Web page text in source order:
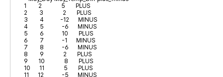
1        2             5       PLUS
2        3             2       PLUS
3        4           -12      MINUS
4        5            -6      MINUS
5        6            10       PLUS
6        7            -1      MINUS
7        8            -6      MINUS
8        9             2       PLUS
9       10             8       PLUS
10      11             5       PLUS
11      12            -5      MINUS